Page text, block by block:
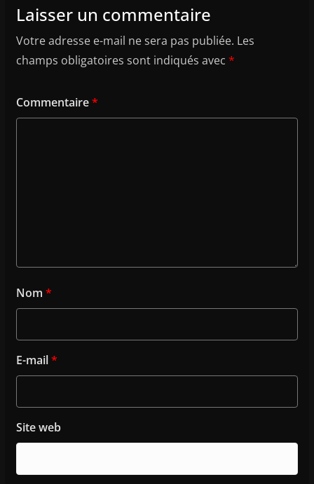
Laisser un commentaire
Votre adresse e-mail ne sera pas publiée. Les
champs obligatoires sont indiqués avec *
Commentaire*
Nom *
E-mail*
Site web